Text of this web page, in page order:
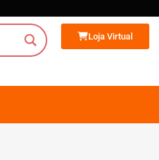
Loja Virtual